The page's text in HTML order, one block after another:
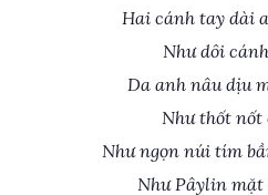
Hai cánh tay dài
Như dôi
Da anh nâu dịu
Như thốt nốt
Như ngọn núi tím
Như Pâylin